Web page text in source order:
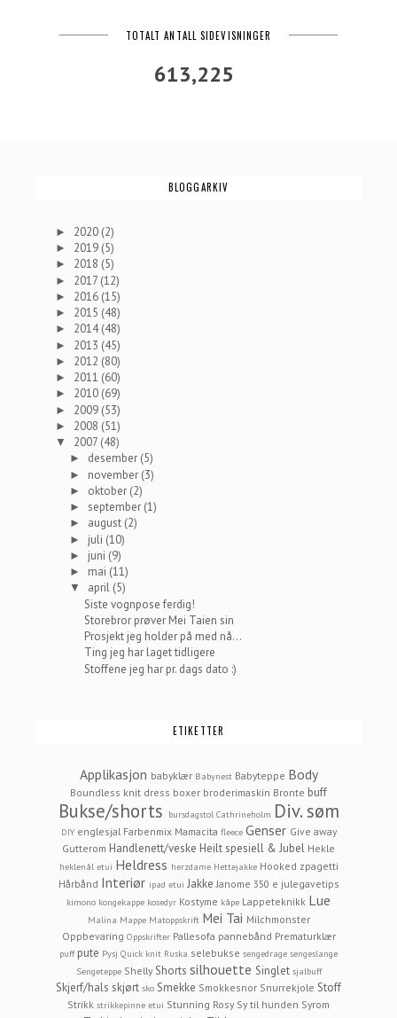
TOTALT ANTALL SIDEVISNINGER
613,225
BLOGGARKIV
► 2020 (2)
► 2019 (5)
► 2018 (5)
► 2017 (12)
► 2016 (15)
► 2015 (48)
► 2014(48)
► 2013 (45)
► 2012 (80)
► 2011 (60)
► 2010 (69)
► 2009 (53)
► 2008 (51)
▼ 2007 (48)
► desember (5)
► november (3)
► oktober (2)
►september (1)
► august (2)
► juli (10)
► juni (9)
► mai (11)
▼ april (5)
Siste vognpose ferdig!
Storebror prøver Mei Taien sin
Prosjekt jeg holder på med nå...
Ting jeg har laget tidligere
Stoffene jeg har pr. dags dato :)
ETIKETTER
Applikasjon babyklær Babynest Babyteppe Body
Boundless knit dress boxer broderimaskin Bronte buff
Bukse/shorts bursdagstol Cathrineholm Div. søm
DIY englesjal Farbenmix Mamacita fleece Genser Give away
Gutterom Handlenett/veske Heilt spesiell & Jubel Hekle
heklenål etui Heldress herzdame Hettejakke Hooked zpagetti
Hårbånd Interiør ipad etui Jakke Janome 350 e julegavetips
kimono kongekappe kosedyr Kostyme kåpe Lappeteknikk Lue
Malina Mappe Matoppskrift Mei Tai Milchmonster
Oppbevaring Oppskrifter Pallesofa pannebånd Prematurklær
puff pute Pysj Quick knit Ruska selebukse sengedrage sengeslange
Sengeteppe Shelly Shorts silhouette Singlet sjalbuff
Skjerf/hals skjørt sko Smekke Smokkesnor Snurrekjole Stoff
Strikk strikkepinne etui Stunning Rosy Sy til hunden Syrom